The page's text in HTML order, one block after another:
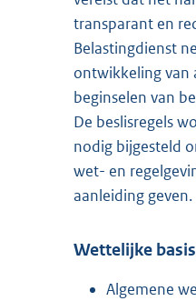
transparant en
Belastingdienst
ontwikkeling van
beginselen van
De beslisregels
nodig bijgesteld
wet- en
aanleiding geven.
Wettelijke basis
Algemene